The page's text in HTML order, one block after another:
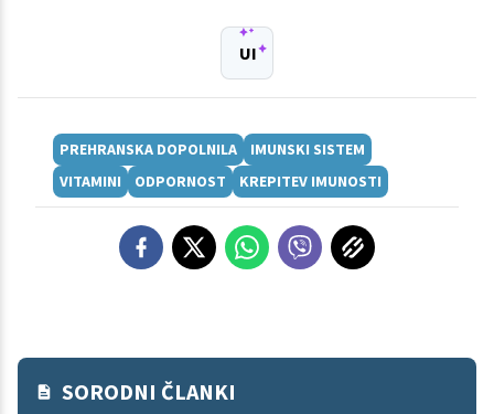
UI
PREHRANSKA DOPOLNILA
IMUNSKI SISTEM
VITAMINI
ODPORNOST KREPITEV IMUNOSTI
SORODNI ČLANKI